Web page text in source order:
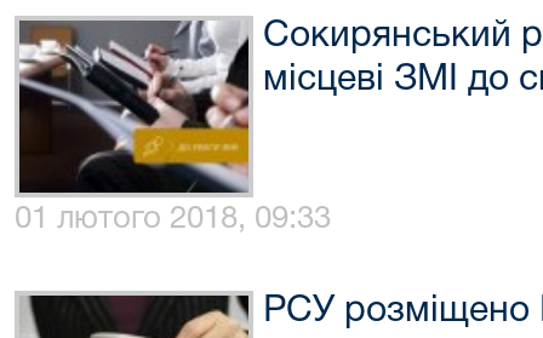
Сокирянський
місцеві ЗМІ до
01 лютого 2018, 09:33
РСУ розміщено